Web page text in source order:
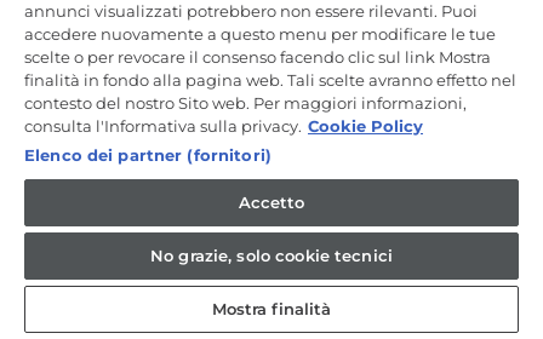
CANDY HOOVER GROUP S.r.I. - a Socio Unico - SEDE LEGALE: Via
Comolli, 57 - 20861 Brugherio (MB) - Italia - SEDI AMMINISTRATIVE:
Via Privata Eden Fumagalli snc - 20861 Brugherio (MB) e Via Trento
n. 20/A-22 - 20871 Vimercate (MB) - Italia - Tel.: +39.039.2086.1 - Fax:
+39.039.2086.237 - Capitale sociale € 35.000.000,00 i.v. - Cod.
Fiscale e n. iscr. al Registro Imprese di Milano-Monza-Brianza-Lodi
04666310158 - P. IVA 00786860965 - Numero REA: MB-1033934 -
direzione e coordinamento di Candy S.p.A. - Casella PEC:
candyhoovergroupsrl@legalmail.it
IT / Italiano
annunci visualizzati potrebbero non essere rilevanti. Puoi
accedere nuovamente a questo menu per modificare le tue
scelte o per revocare il consenso facendo clic sul link Mostra
finalità in fondo alla pagina web. Tali scelte avranno effetto nel
contesto del nostro Sito web. Per maggiori informazioni,
consulta l'Informativa sulla privacy. Cookie Policy
Elenco dei partner (fornitori)
Accetto
No grazie, solo cookie tecnici
Mostra finalità